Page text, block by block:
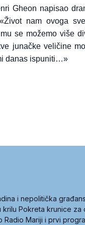
Gheon napisao
nam ovoga
se možemo više
junačke veličine
danas ispuniti…»
i nepolitička
Pokreta krunice
Radio Mariji i prvi